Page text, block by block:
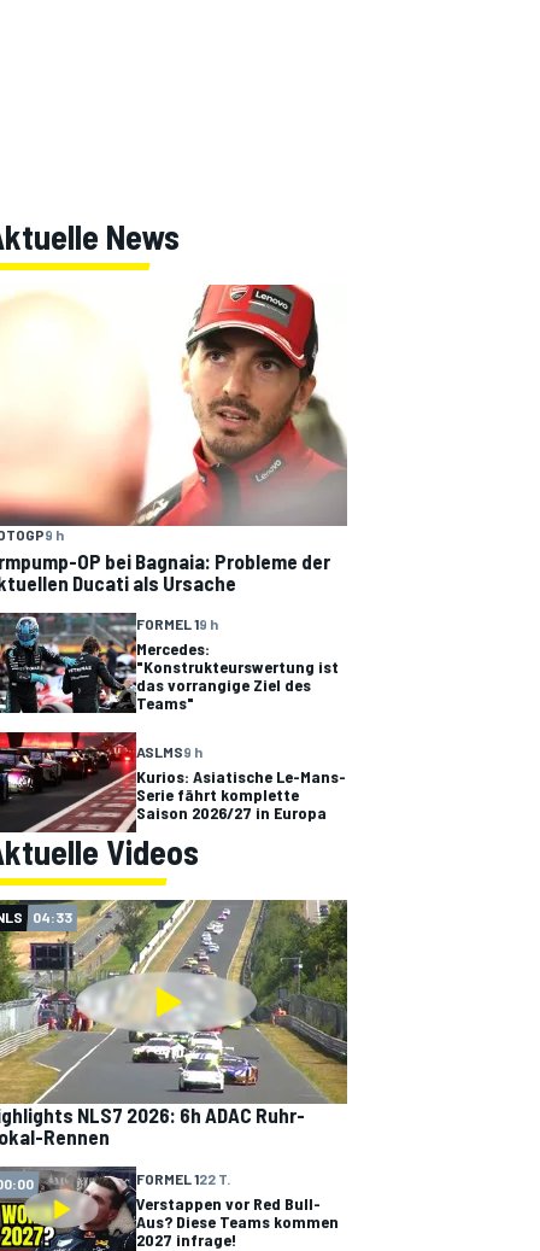
News
9 h
OP bei Bagnaia: Probleme der
Ducati als Ursache
FORMEL 19 h
Mercedes:
"Konstrukteurswertung ist
das vorrangige Ziel des
Teams"
ASLMS9 h
Kurios: Asiatische Le-Mans-
Serie fährt komplette
Saison 2026/27 in Europa
Videos
04:33
NLS7 2026: 6h ADAC Ruhr-
Rennen
FORMEL 122 T.
Verstappen vor Red Bull-
Aus? Diese Teams kommen
2027 infrage!